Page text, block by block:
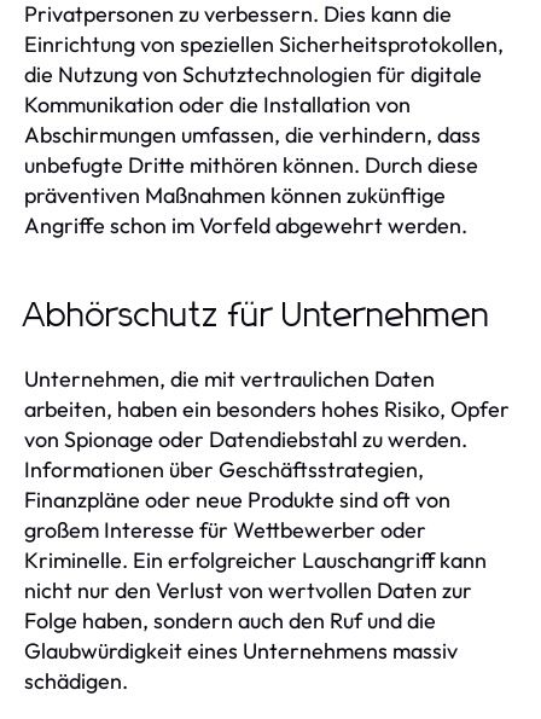
Privatpersonen zu verbessern. Dies kann die
Einrichtung von speziellen Sicherheitsprotokollen,
die Nutzung von Schutztechnologien für digitale
Kommunikation oder die Installation von
Abschirmungen umfassen, die verhindern, dass
unbefugte Dritte mithören können. Durch diese
präventiven Maßnahmen können zukünftige
Angriffe schon im Vorfeld abgewehrt werden.
Abhörschutz für Unternehmen
Unternehmen, die mit vertraulichen Daten
arbeiten, haben ein besonders hohes Risiko, Opfer
von Spionage oder Datendiebstahl zu werden.
Informationen über Geschäftsstrategien,
Finanzpläne oder neue Produkte sind oft von
großem Interesse für Wettbewerber oder
Kriminelle. Ein erfolgreicher Lauschangriff kann
nicht nur den Verlust von wertvollen Daten zur
Folge haben, sondern auch den Ruf und die
Glaubwürdigkeit eines Unternehmens massiv
schädigen.